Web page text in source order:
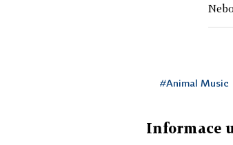
#Animal Music
Informace